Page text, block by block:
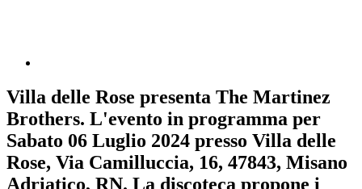
Villa delle Rose presenta The Martinez
Brothers. L'evento in programma per
Sabato 06 Luglio 2024 presso Villa delle
Rose, Via Camilluccia, 16, 47843, Misano
Adriatico, RN. La discoteca propone i